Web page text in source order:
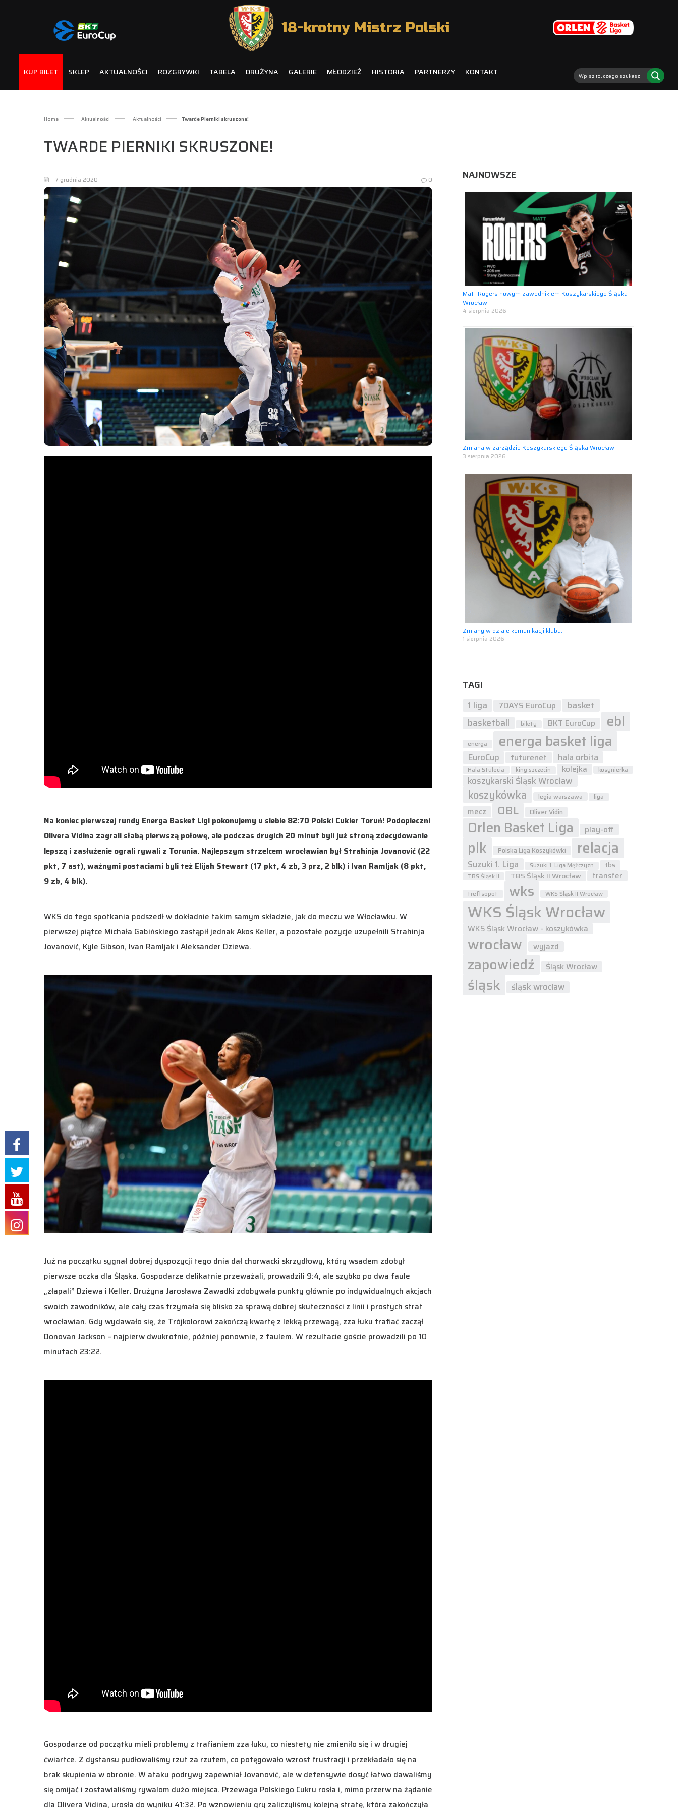
18-krotny Mistrz Polski
KUP BILET SKLEP AKTUALNOŚCI ROZGRYWKI TABELA DRUŻYNA GALERIE MŁODZIEŻ HISTORIA PARTNERZY KONTAKT
Home Aktualności Aktualności Twarde Pierniki skruszone!
TWARDE PIERNIKI SKRUSZONE!
7 grudnia 2020 0
Na koniec pierwszej rundy Energa Basket Ligi pokonujemy u siebie 82:70 Polski Cukier Toruń! Podopieczni
Olivera Vidina zagrali słabą pierwszą połowę, ale podczas drugich 20 minut byli już stroną zdecydowanie
lepszą i zasłużenie ograli rywali z Torunia. Najlepszym strzelcem wrocławian był Strahinja Jovanović (22
pkt, 7 ast), ważnymi postaciami byli też Elijah Stewart (17 pkt, 4 zb, 3 prz, 2 blk) i Ivan Ramljak (8 pkt,
9 zb, 4 blk).
WKS do tego spotkania podszedł w dokładnie takim samym składzie, jak do meczu we Włocławku. W
pierwszej piątce Michała Gabińskiego zastąpił jednak Akos Keller, a pozostałe pozycje uzupełnili Strahinja
Jovanović, Kyle Gibson, Ivan Ramljak i Aleksander Dziewa.
Już na początku sygnał dobrej dyspozycji tego dnia dał chorwacki skrzydłowy, który wsadem zdobył
pierwsze oczka dla Śląska. Gospodarze delikatnie przeważali, prowadzili 9:4, ale szybko po dwa faule
„złapali” Dziewa i Keller. Drużyna Jarosława Zawadki zdobywała punkty głównie po indywidualnych akcjach
swoich zawodników, ale cały czas trzymała się blisko za sprawą dobrej skuteczności z linii i prostych strat
wrocławian. Gdy wydawało się, że Trójkolorowi zakończą kwartę z lekką przewagą, zza łuku trafiać zaczął
Donovan Jackson – najpierw dwukrotnie, później ponownie, z faulem. W rezultacie goście prowadzili po 10
minutach 23:22.
Gospodarze od początku mieli problemy z trafianiem zza łuku, co niestety nie zmieniło się i w drugiej
ćwiartce. Z dystansu pudłowaliśmy rzut za rzutem, co potęgowało wzrost frustracji i przekładało się na
brak skupienia w obronie. W ataku podrywy zapewniał Jovanović, ale w defensywie dosyć łatwo dawaliśmy
się omijać i zostawialiśmy rywalom dużo miejsca. Przewaga Polskiego Cukru rosła i, mimo przerw na żądanie
dla Olivera Vidina, urosła do wyniku 41:32. Po wznowieniu gry zaliczyliśmy kolejną stratę, która zakończyła
NAJNOWSZE
Matt Rogers nowym zawodnikiem Koszykarskiego Śląska
Wrocław
4 sierpnia 2026
Zmiana w zarządzie Koszykarskiego Śląska Wrocław
3 sierpnia 2026
Zmiany w dziale komunikacji klubu.
1 sierpnia 2026
TAGI
1 liga
7DAYS EuroCup basket
basketball bilety BKT EuroCup ebl
energa energa basket liga
EuroCup futurenet hala orbita
Hala Stulecia king szczecin kolejka kosynierka
koszykarski Śląsk Wrocław
koszykówka legia warszawa liga
mecz OBL Oliver Vidin
Orlen Basket Liga play-off
plk Polska Liga Koszykówki relacja
Suzuki 1. Liga Suzuki 1. Liga Mężczyzn tbs
TBS Śląsk II TBS Śląsk II Wrocław transfer
trefl sopot wks WKS Śląsk II Wrocław
WKS Śląsk Wrocław
WKS Śląsk Wrocław - koszykówka
wrocław wyjazd
zapowiedź Śląsk Wrocław
śląsk śląsk wrocław